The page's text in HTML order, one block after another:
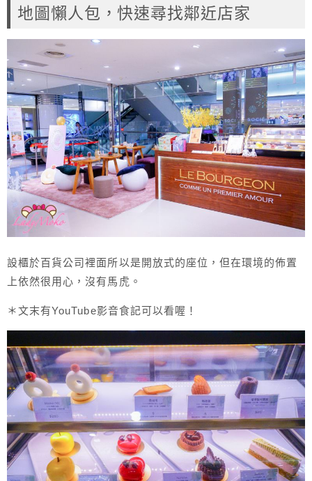
地圖懶人包，快速尋找鄰近店家
設櫃於百貨公司裡面所以是開放式的座位，但在環境的佈置
上依然很用心，沒有馬虎。
＊文末有YouTube影音食記可以看喔！